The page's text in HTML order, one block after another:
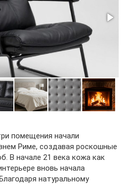
помещения начали
Риме, создавая роскошные
В начале 21 века кожа как
вновь начала
натуральному